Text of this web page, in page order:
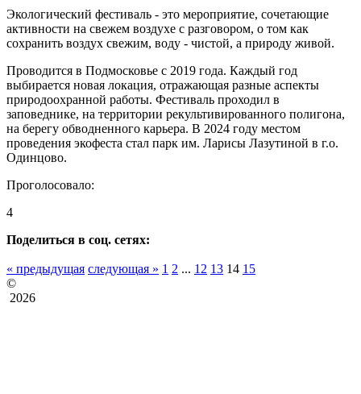
Экологический фестиваль - это мероприятие, сочетающие
активности на свежем воздухе с разговором, о том как
сохранить воздух свежим, воду - чистой, а природу живой.
Проводится в Подмосковье с 2019 года. Каждый год
выбирается новая локация, отражающая разные аспекты
природоохранной работы. Фестиваль проходил в
заповеднике, на территории рекультивированного полигона,
на берегу обводненного карьера. В 2024 году местом
проведения экофеста стал парк им. Ларисы Лазутиной в г.о.
Одинцово.
Проголосовало:
4
Поделиться в соц. сетях:
« предыдущая следующая » 1 2 ... 12 13 14 15
©
2026